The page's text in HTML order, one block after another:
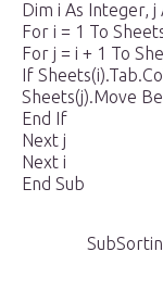
Dim i As Integer,
For i = 1 To
For j = i + 1 To
If
Sheets(j).Move
End If
Next j
Next i
End Sub